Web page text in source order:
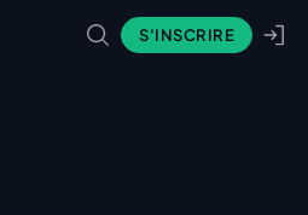
S'INSCRIRE